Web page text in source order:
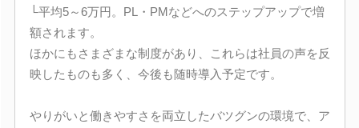
└平均5～6万円。PL・PMなどへのステップアップで増
額されます。
ほかにもさまざまな制度があり、これらは社員の声を反
映したものも多く、今後も随時導入予定です。
やりがいと働きやすさを両立したバツグンの環境で、ア